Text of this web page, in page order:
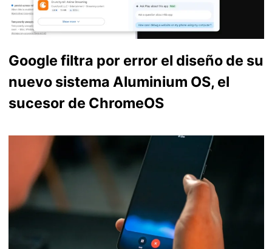
Google filtra por error el diseño de su
nuevo sistema Aluminium OS, el
sucesor de ChromeOS